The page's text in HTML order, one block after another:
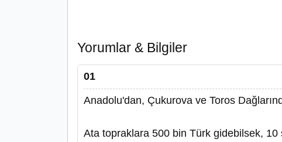
Yorumlar & Bilgiler
01
Anadolu'dan, Çukurova ve Toros
Ata topraklara 500 bin Türk gidebilsek,